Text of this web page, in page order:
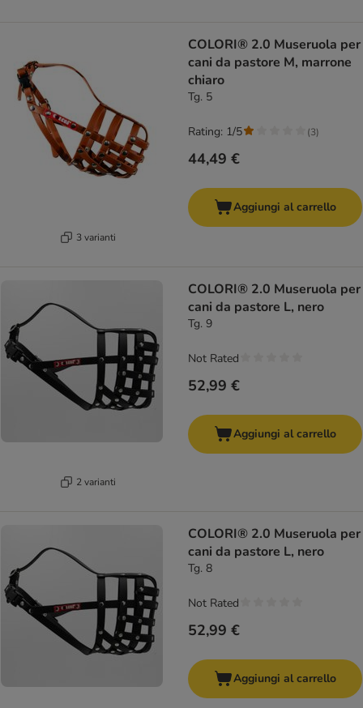
3 varianti
COLORI® 2.0 Museruola per
cani da pastore M, marrone
chiaro
Tg. 5
44,49 €
Rating: 1/5 (3)
Aggiungi al carrello
2 varianti
COLORI® 2.0 Museruola per
cani da pastore L, nero
Tg. 9
52,99 €
Not Rated
Aggiungi al carrello
COLORI® 2.0 Museruola per
cani da pastore L, nero
Tg. 8
52,99 €
Not Rated
Aggiungi al carrello